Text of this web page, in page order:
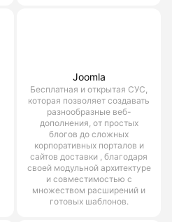
Joomla
Бесплатная и открытая СУС,
которая позволяет создавать
разнообразные веб-
дополнения, от простых
блогов до сложных
корпоративных порталов и
сайтов доставки , благодаря
своей модульной архитектуре
и совместимостью с
множеством расширений и
готовых шаблонов.